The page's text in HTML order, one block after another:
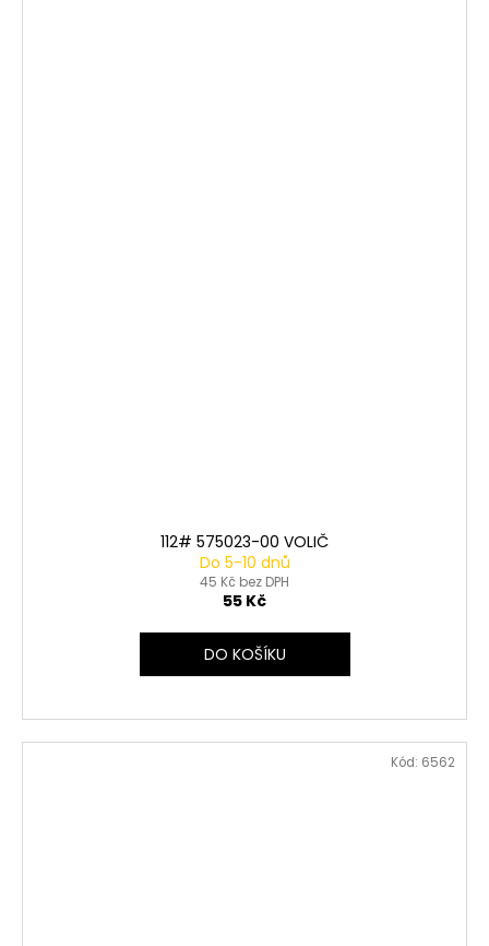
112# 575023-00 VOLIČ
Do 5-10 dnů
45 Kč bez DPH
55 Kč
DO KOŠÍKU
Kód: 6562